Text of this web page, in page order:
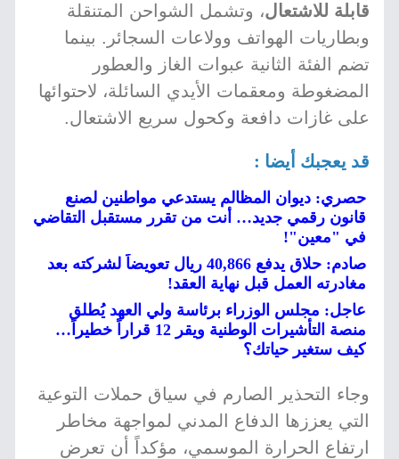
قابلة للاشتعال، وتشمل الشواحن المتنقلة
وبطاريات الهواتف وولاعات السجائر. بينما
تضم الفئة الثانية عبوات الغاز والعطور
المضغوطة ومعقمات الأيدي السائلة، لاحتوائها
على غازات دافعة وكحول سريع الاشتعال.
قد يعجبك أيضا :
حصري: ديوان المظالم يستدعي مواطنين لصنع
قانون رقمي جديد… أنت من تقرر مستقبل التقاضي
في "معين"!
صادم: حلاق يدفع 40,866 ريال تعويضاً لشركته بعد
مغادرته العمل قبل نهاية العقد!
عاجل: مجلس الوزراء برئاسة ولي العهد يُطلق
منصة التأشيرات الوطنية ويقر 12 قراراً خطيراً…
كيف ستغير حياتك؟
وجاء التحذير الصارم في سياق حملات التوعية
التي يعززها الدفاع المدني لمواجهة مخاطر
ارتفاع الحرارة الموسمي، مؤكداً أن تعرض